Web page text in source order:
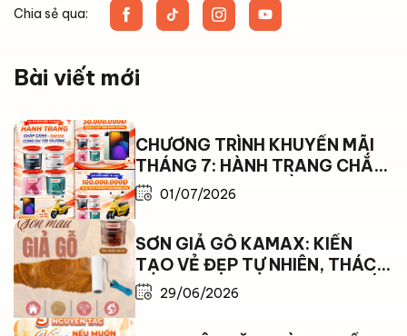
Chia sẻ qua:
Bài viết mới
CHƯƠNG TRÌNH KHUYẾN MÃI
THÁNG 7: HÀNH TRANG CHẮP
CÁNH – KAMAX ĐỒNG HÀNH
CÙNG EM TỚI TRƯỜNG
01/07/2026
SƠN GIẢ GỖ KAMAX: KIẾN
TẠO VẺ ĐẸP TỰ NHIÊN, THÁCH
THỨC MỌI GIỚI HẠN THỜI TIẾT
29/06/2026